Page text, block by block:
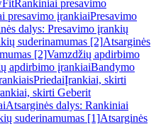
Rankiniai presavimo
presavimo įrankiaiPresavimo
dalys: Presavimo įrankių
suderinamumas [2]Atsarginės
[2]Vamzdžių apdirbimo
apdirbimo įrankiaiBandymo
PriedaiĮrankiai, skirti
skirti Geberit
Atsarginės dalys: Rankiniai
suderinamumas [1]Atsarginės